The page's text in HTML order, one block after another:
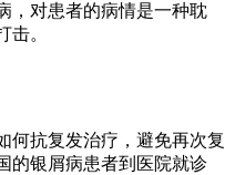
，对患者的病情是一种耽
击。
何抗复发治疗，避免再次复
的银屑病患者到医院就诊